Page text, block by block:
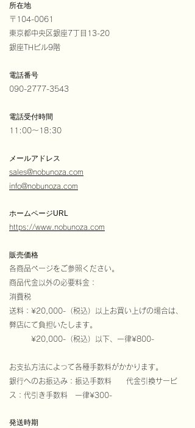
所在地
〒104-0061
東京都中央区銀座7丁目13-20
銀座THビル9階
電話番号
090-2777-3543
電話受付時間
11:00〜18:30
メールアドレス
sales@nobunoza.com
info@nobunoza.com
ホームページURL
https://www.nobunoza.com
販売価格
各商品ページをご参照ください。
商品代金以外の必要料金：
消費税
送料：¥20,000-（税込）以上お買い上げの場合は、
弊店にて負担いたします。
¥20,000-（税込）以下、一律¥800-
お支払方法によって各種手数料がかかります。
銀行へのお振込み：振込手数料 代金引換サービ
ス：代引き手数料 一律¥300-
発送時期